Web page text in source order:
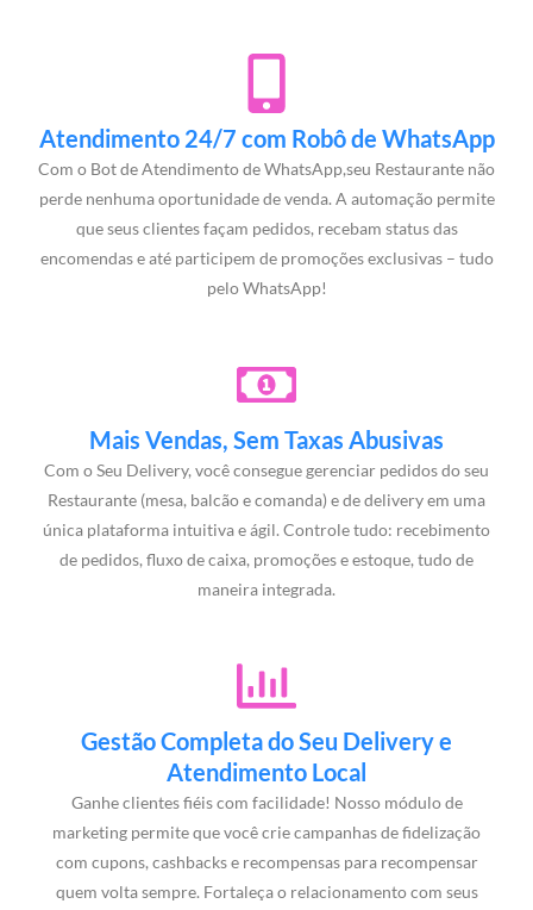
Atendimento 24/7 com Robô de WhatsApp
Com o Bot de Atendimento de WhatsApp,seu Restaurante não
perde nenhuma oportunidade de venda. A automação permite
que seus clientes façam pedidos, recebam status das
encomendas e até participem de promoções exclusivas – tudo
pelo WhatsApp!
Mais Vendas, Sem Taxas Abusivas
Com o Seu Delivery, você consegue gerenciar pedidos do seu
Restaurante (mesa, balcão e comanda) e de delivery em uma
única plataforma intuitiva e ágil. Controle tudo: recebimento
de pedidos, fluxo de caixa, promoções e estoque, tudo de
maneira integrada.
Gestão Completa do Seu Delivery e
Atendimento Local
Ganhe clientes fiéis com facilidade! Nosso módulo de
marketing permite que você crie campanhas de fidelização
com cupons, cashbacks e recompensas para recompensar
quem volta sempre. Fortaleça o relacionamento com seus